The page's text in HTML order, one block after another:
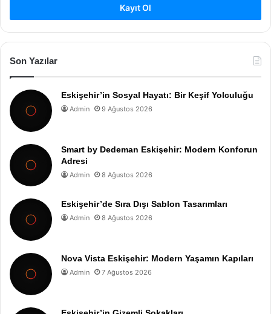
Kayıt Ol
Son Yazılar
Eskişehir’in Sosyal Hayatı: Bir Keşif Yolculuğu
Admin 9 Ağustos 2026
Smart by Dedeman Eskişehir: Modern Konforun
Adresi
Admin 8 Ağustos 2026
Eskişehir’de Sıra Dışı Sablon Tasarımları
Admin 8 Ağustos 2026
Nova Vista Eskişehir: Modern Yaşamın Kapıları
Admin 7 Ağustos 2026